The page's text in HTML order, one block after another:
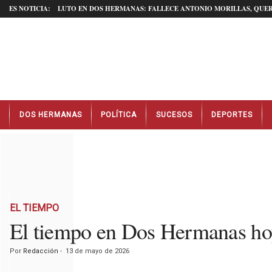
ES NOTICIA: LUTO EN DOS HERMANAS: FALLECE ANTONIO MORILLAS,
t
DOS HERMANAS POLÍTICA SUCESOS DEPORTES
EL TIEMPO
El tiempo en Dos Hermanas
Por Redacción - 13 de mayo de 2026